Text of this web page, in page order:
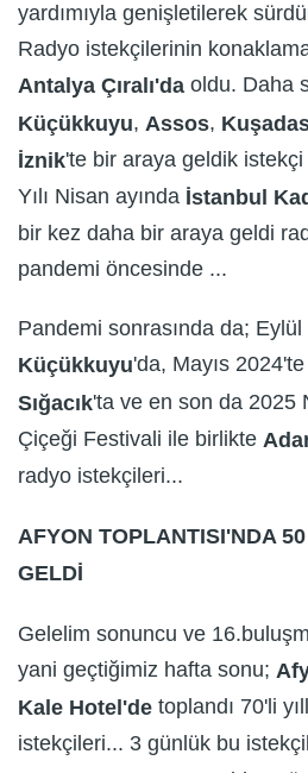
yardımıyla genişletilerek
Radyo istekçilerinin
Antalya Çıralı'da oldu. Daha
Küçükkuyu, Assos,
İznik'te bir araya geldik istekçi
Yılı Nisan ayında İstanbul
bir kez daha bir araya geldi
pandemi öncesinde ...
Pandemi sonrasında da;
Küçükkuyu'da, Mayıs 2024'te
Sığacık'ta ve en son da 2025
Çiçeği Festivali ile birlikte
radyo istekçileri...
AFYON TOPLANTISI'NDA
GELDİ
Gelelim sonuncu ve
yani geçtiğimiz hafta sonu;
Kale Hotel'de toplandı 70'li
istekçileri... 3 günlük bu